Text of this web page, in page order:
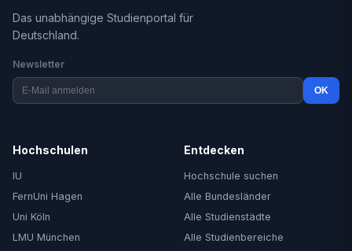
Das unabhängige Studienportal für
Deutschland.
Newsletter
OK
Hochschulen
IU
FernUni Hagen
Uni Köln
LMU München
Entdecken
Hochschule suchen
Alle Bundesländer
Alle Studienstädte
Alle Studienbereiche